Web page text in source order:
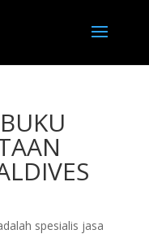
spesialis jasa